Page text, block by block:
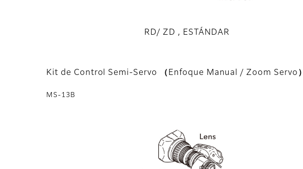
RD/ ZD , ESTÁNDAR
Kit de Control Semi-Servo （Enfoque Manual / Zoom Servo）
MS-13B